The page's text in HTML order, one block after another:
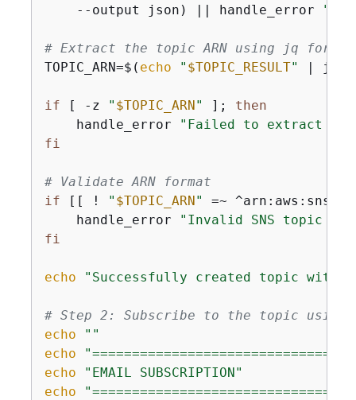
    --output json) || handle_error
# Extract the topic ARN using jq for
TOPIC_ARN=$( echo " $TOPIC_RESULT" | jq
if [ -z " $TOPIC_ARN" ]; then
    handle_error
"Failed to extract
fi
# Validate ARN format
if [[ ! " $TOPIC_ARN"
=~
    handle_error
"Invalid SNS topic
fi
echo "Successfully created topic with
# Step 2: Subscribe to the topic using
echo
""
echo
echo
"EMAIL SUBSCRIPTION"
echo